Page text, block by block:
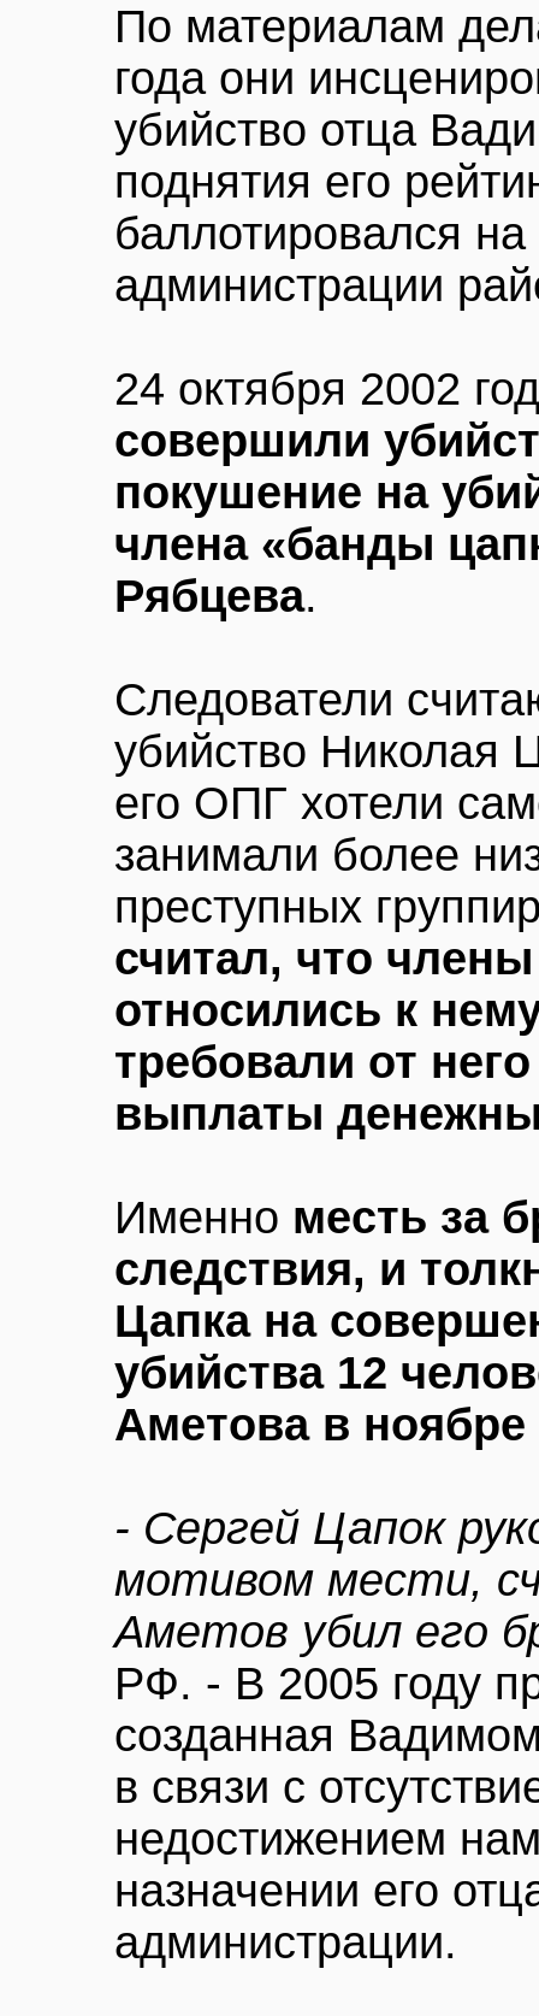
По материалам
года они
убийство отца
поднятия его
баллотировался
администрации
24 октября 2002
совершили
покушение на
члена «банды
Рябцева.
Следователи
убийство Николая
его ОПГ хотели
занимали более
преступных
считал, что
относились к
требовали от
выплаты
Именно месть за
следствия, и
Цапка на
убийства 12
Аметова в ноябре
- Сергей Цапок
мотивом мести,
Аметов убил его
РФ. - В 2005 году
созданная
в связи с
недостижением
назначении его
администрации.